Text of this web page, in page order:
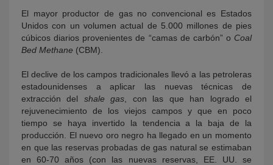
El mayor productor de gas no convencional es Estados
Unidos con un volumen actual de 5.000 millones de pies
cúbicos diarios provenientes de “camas de carbón” o Coal
Bed Methane (CBM).
El declive de los campos tradicionales llevó a las petroleras
estadounidenses a aplicar las nuevas técnicas de
extracción del shale gas , con las que han logrado el
rejuvenecimiento de los viejos campos y que en poco
tiempo se haya invertido la tendencia a la baja de la
producción. El nuevo oro negro ha llegado en un momento
en que las reservas probadas de gas natural se estimaban
en 60-70 años (con las nuevas reservas, EE. UU. se